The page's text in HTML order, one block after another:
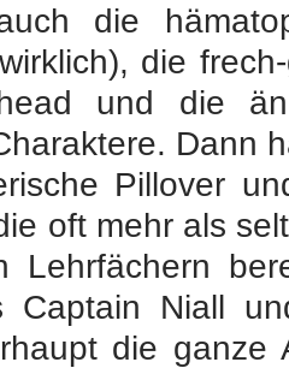
die
die
und die
Dann
Pillover
oft mehr als
Lehrfächern
Captain Niall
die ganze